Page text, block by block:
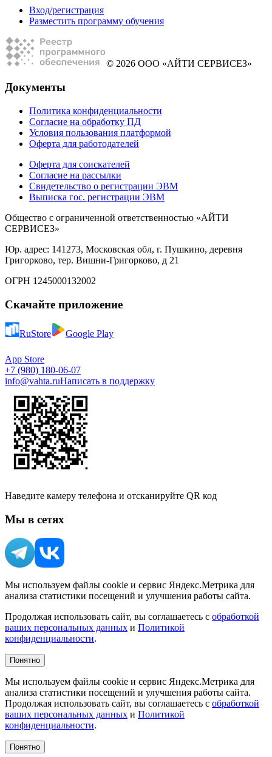
Вход/регистрация
Разместить программу обучения
© 2026 ООО «АЙТИ СЕРВИСЕЗ»
Документы
Политика конфиденциальности
Согласие на обработку ПД
Условия пользования платформой
Оферта для работодателей
Оферта для соискателей
Согласие на рассылки
Свидетельство о регистрации ЭВМ
Выписка гос. регистрации ЭВМ
Общество с ограниченной ответственностью «АЙТИ
СЕРВИСЕЗ»
Юр. адрес: 141273, Московская обл, г. Пушкино, деревня
Григорково, тер. Вишни-Григорково, д 21
ОГРН 1245000132002
Скачайте приложение
RuStore Google Play
App Store
+7 (980) 180-06-07
info@vahta.ruНаписать в поддержку
Наведите камеру телефона и отсканируйте QR код
Мы в сетях
Мы используем файлы cookie и сервис Яндекс.Метрика для
анализа статистики посещений и улучшения работы сайта.
Продолжая использовать сайт, вы соглашаетесь с обработкой
ваших персональных данных и Политикой
конфиденциальности.
Понятно
Мы используем файлы cookie и сервис Яндекс.Метрика для
анализа статистики посещений и улучшения работы сайта.
Продолжая использовать сайт, вы соглашаетесь с обработкой
ваших персональных данных и Политикой
конфиденциальности.
Понятно